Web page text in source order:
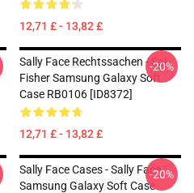
12,71 £ - 13,82 £
Sally Face Rechtssachen - Sal
Fisher Samsung Galaxy Soft
Case RB0106 [ID8372]
12,71 £ - 13,82 £
-20%
Sally Face Cases - Sally Face
Samsung Galaxy Soft Case
-20%